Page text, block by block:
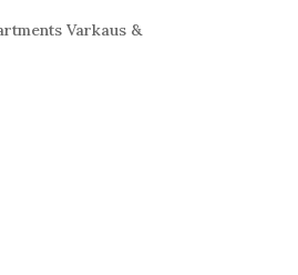
Varkaus &